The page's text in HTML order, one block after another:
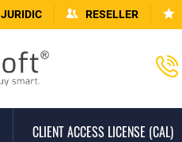
JURIDIC RESELLER
CLIENT ACCESS LICENSE (CAL)